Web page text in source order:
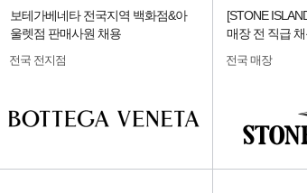
보테가베네타 전국지역 백화점&아
울렛점 판매사원 채용
전국 전지점
[STONE
매장 전 직급
전국 매장